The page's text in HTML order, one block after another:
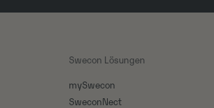
Swecon Lösungen
mySwecon
SweconNect